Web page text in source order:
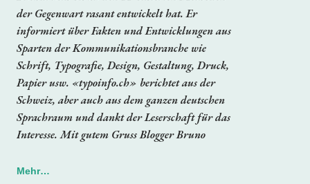
der Gegenwart rasant entwickelt hat. Er
informiert über Fakten und Entwicklungen aus
Sparten der Kommunikationsbranche wie
Schrift, Typografie, Design, Gestaltung, Druck,
Papier usw. «typoinfo.ch» berichtet aus der
Schweiz, aber auch aus dem ganzen deutschen
Sprachraum und dankt der Leserschaft für das
Interesse. Mit gutem Gruss Blogger Bruno
Mehr…